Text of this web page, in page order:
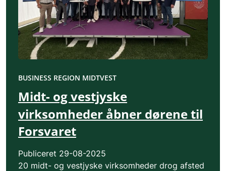
BUSINESS REGION MIDTVEST
Midt- og vestjyske
virksomheder åbner dørene til
Forsvaret
Publiceret 29-08-2025
20 midt- og vestjyske virksomheder drog afsted